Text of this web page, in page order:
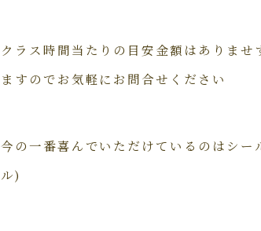
クラス時間当たりの目安金額はありま
ますのでお気軽にお問合せください
今の一番喜んでいただけているのはシ
ル)